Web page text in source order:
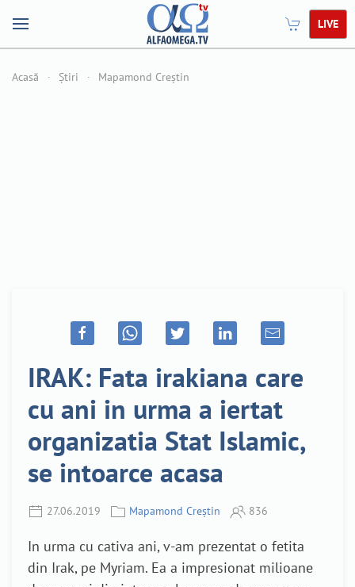
LIVE
Acasă Știri Mapamond Creștin
IRAK: Fata irakiana care
cu ani in urma a iertat
organizatia Stat Islamic,
se intoarce acasa
27.06.2019 Mapamond Creștin 836
In urma cu cativa ani, v-am prezentat o fetita
din Irak, pe Myriam. Ea a impresionat milioane